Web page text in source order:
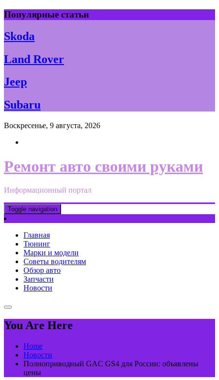
Skip
to
content
Популярные статьи
Skoda
Land Rover
Jeep
Subaru
Воскресенье, 9 августа, 2026
Ремонт авто своими руками
Информационный портал
Toggle navigation
Главная
Тюнинг
Марки и модели
Советы водителям
Обзор авто
Запчасти
Новости
You Are Here
Home
Новости
Полноприводный GAC GS4 для России: объявлены
цены